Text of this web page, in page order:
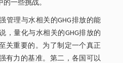
一些挑战。
管理与水相关的GHG排放的能
，量化与水相关的GHG排放的
关重要的。为了制定一个真正
有力的基准。第二，各国可以